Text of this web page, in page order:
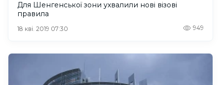
Для Шенгенської зони ухвалили нові візові
правила
18 кві. 2019 07:30 949